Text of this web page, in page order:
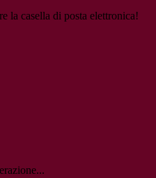
la casella di posta elettronica!